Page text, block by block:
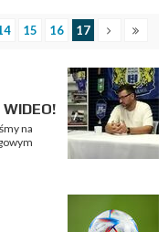
15 16 17
na